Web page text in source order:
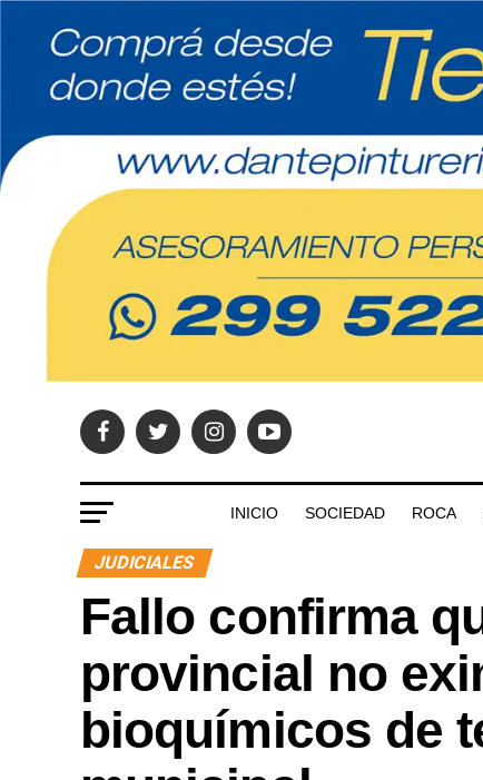
INICIO SOCIEDAD ROCA
JUDICIALES
Fallo confirma
provincial no
bioquímicos de